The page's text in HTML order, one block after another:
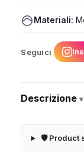
Materiali:
Seguici
Descrizione▾
🛡 Product